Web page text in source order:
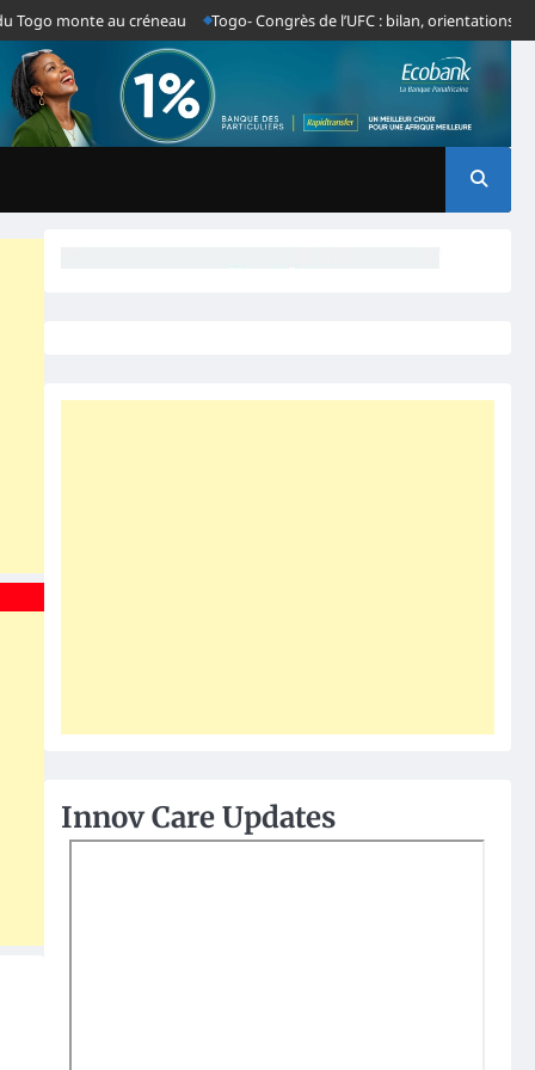
monte au créneau Togo- Congrès de l’UFC : bilan, orientations, et cap
Innov Care Updates